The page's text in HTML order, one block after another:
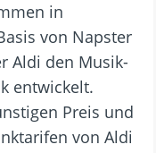
in
von Napster
Aldi den Musik-
entwickelt.
Preis und
von Aldi